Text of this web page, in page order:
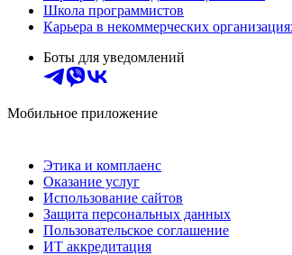
Школа программистов
Карьера в некоммерческих
Боты для уведомлений
Мобильное приложение
Этика и комплаенс
Оказание услуг
Использование сайтов
Защита персональных данных
Пользовательское соглашение
ИТ аккредитация